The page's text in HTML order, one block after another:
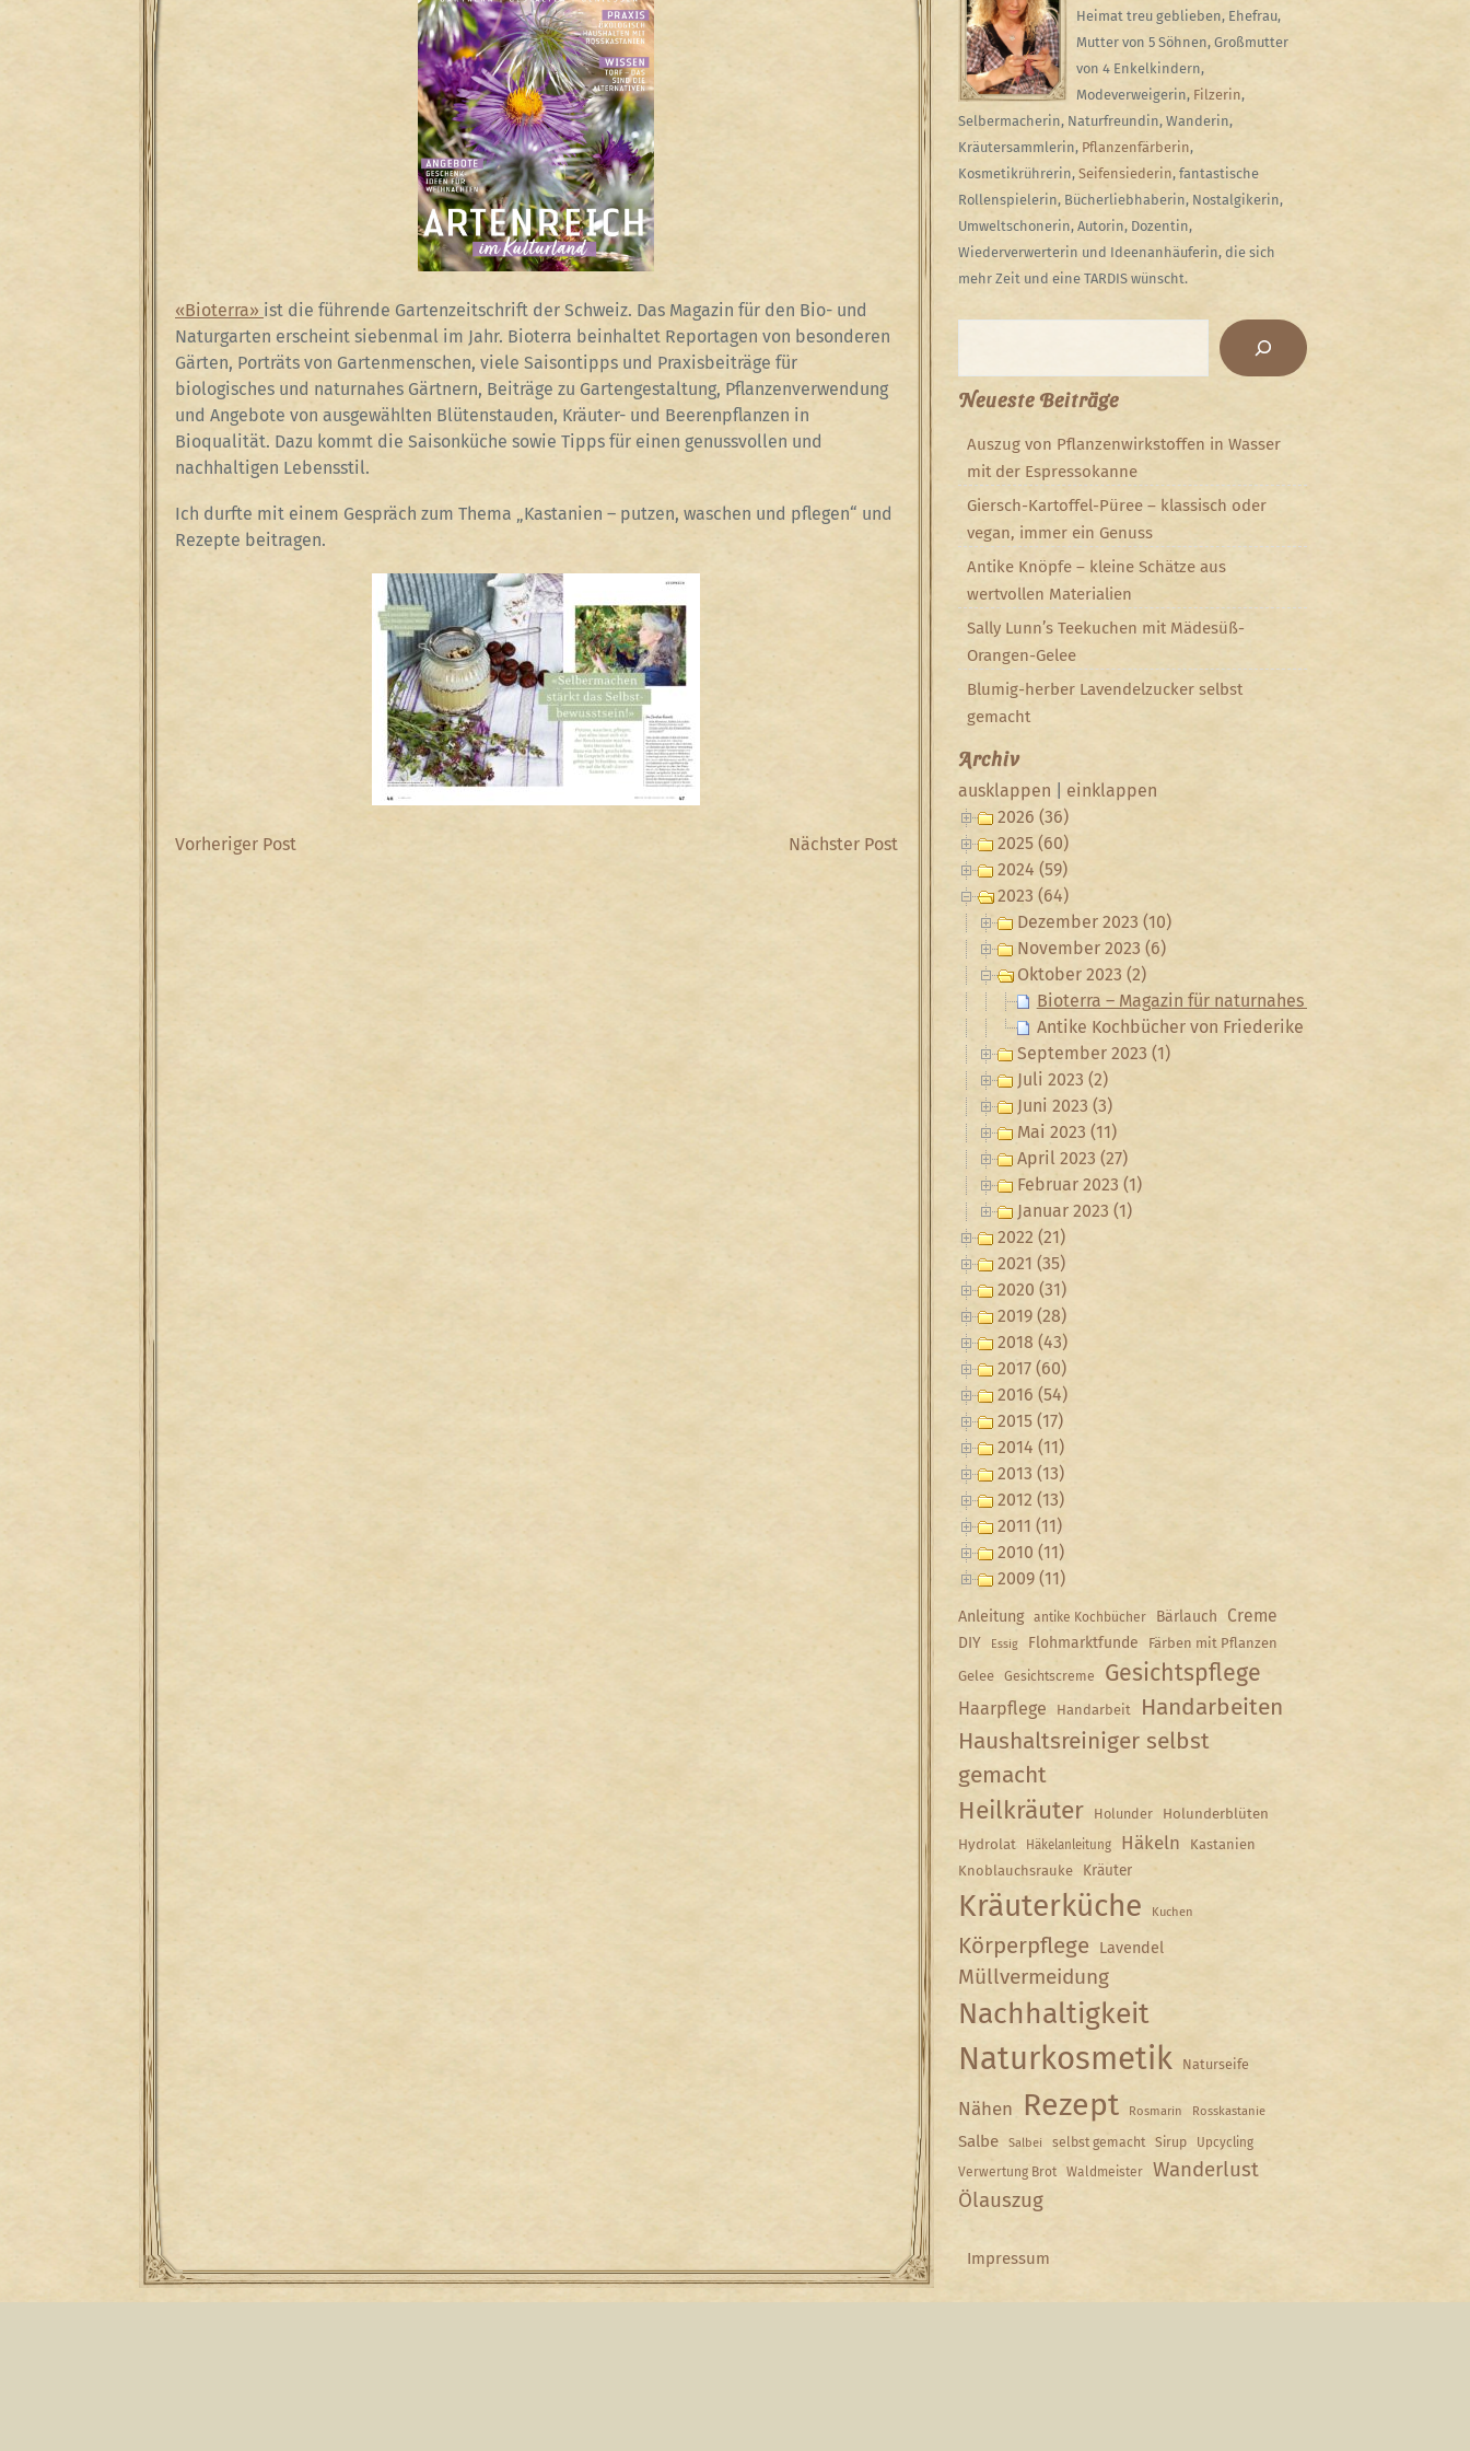
«Bioterra» ist die führende Gartenzeitschrift der Schweiz. Das Magazin für den Bio- und
Naturgarten erscheint siebenmal im Jahr. Bioterra beinhaltet Reportagen von besonderen
Gärten, Porträts von Gartenmenschen, viele Saisontipps und Praxisbeiträge für
biologisches und naturnahes Gärtnern, Beiträge zu Gartengestaltung, Pflanzenverwendung
und Angebote von ausgewählten Blütenstauden, Kräuter- und Beerenpflanzen in
Bioqualität. Dazu kommt die Saisonküche sowie Tipps für einen genussvollen und
nachhaltigen Lebensstil.
Ich durfte mit einem Gespräch zum Thema „Kastanien – putzen, waschen und pflegen“ und
Rezepte beitragen.
Beitragsnavigation
Previous
Vorheriger Post
Next
Nächster Post
Heimat treu geblieben, Ehefrau,
Mutter von 5 Söhnen, Großmutter
von 4 Enkelkindern,
Modeverweigerin, Filzerin,
Selbermacherin, Naturfreundin, Wanderin,
Kräutersammlerin, Pflanzenfärberin,
Kosmetikrührerin, Seifensiederin, fantastische
Rollenspielerin, Bücherliebhaberin, Nostalgikerin,
Umweltschonerin, Autorin, Dozentin,
Wiederverwerterin und Ideenanhäuferin, die sich
mehr Zeit und eine TARDIS wünscht.
Neueste Beiträge
Auszug von Pflanzenwirkstoffen in Wasser
mit der Espressokanne
Giersch-Kartoffel-Püree – klassisch oder
vegan, immer ein Genuss
Antike Knöpfe – kleine Schätze aus
wertvollen Materialien
Sally Lunn’s Teekuchen mit Mädesüß-
Orangen-Gelee
Blumig-herber Lavendelzucker selbst
gemacht
Archiv
ausklappen
einklappen
2026 (36)
2025 (60)
2024 (59)
2023 (64)
Dezember 2023 (10)
November 2023 (6)
Oktober 2023 (2)
Bioterra – Magazin für naturnahes Gärtnern
Antike Kochbücher von Friederike Luise Löffler
September 2023 (1)
Juli 2023 (2)
Juni 2023 (3)
Mai 2023 (11)
April 2023 (27)
Februar 2023 (1)
Januar 2023 (1)
2022 (21)
2021 (35)
2020 (31)
2019 (28)
2018 (43)
2017 (60)
2016 (54)
2015 (17)
2014 (11)
2013 (13)
2012 (13)
2011 (11)
2010 (11)
2009 (11)
Anleitung antike Kochbücher Bärlauch Creme
DIY Essig Flohmarktfunde
Färben mit Pflanzen
Gelee
Gesichtscreme Gesichtspflege
Haarpflege Handarbeit
Handarbeiten
Haushaltsreiniger selbst
gemacht
Heilkräuter Holunder
Holunderblüten
Hydrolat
Häkelanleitung Häkeln
Kastanien
Knoblauchsrauke
Kräuter
Kräuterküche Kuchen
Körperpflege Lavendel
Müllvermeidung
Nachhaltigkeit
Naturkosmetik Naturseife
Nähen Rezept Rosmarin Rosskastanie
Salbe Salbei selbst gemacht Sirup
Upcycling
Verwertung Brot
Waldmeister
Wanderlust
Ölauszug
Impressum